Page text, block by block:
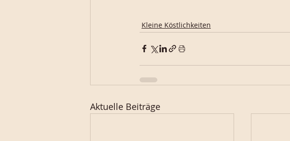
Kleine Köstlichkeiten
Aktuelle Beiträge